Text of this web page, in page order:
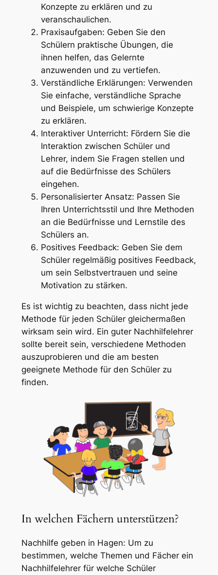
Konzepte zu erklären und zu
veranschaulichen.
Praxisaufgaben: Geben Sie den
Schülern praktische Übungen, die
ihnen helfen, das Gelernte
anzuwenden und zu vertiefen.
Verständliche Erklärungen: Verwenden
Sie einfache, verständliche Sprache
und Beispiele, um schwierige Konzepte
zu erklären.
Interaktiver Unterricht: Fördern Sie die
Interaktion zwischen Schüler und
Lehrer, indem Sie Fragen stellen und
auf die Bedürfnisse des Schülers
eingehen.
Personalisierter Ansatz: Passen Sie
Ihren Unterrichtsstil und Ihre Methoden
an die Bedürfnisse und Lernstile des
Schülers an.
Positives Feedback: Geben Sie dem
Schüler regelmäßig positives Feedback,
um sein Selbstvertrauen und seine
Motivation zu stärken.
Es ist wichtig zu beachten, dass nicht jede
Methode für jeden Schüler gleichermaßen
wirksam sein wird. Ein guter Nachhilfelehrer
sollte bereit sein, verschiedene Methoden
auszuprobieren und die am besten
geeignete Methode für den Schüler zu
finden.
In welchen Fächern unterstützen?
Nachhilfe geben in Hagen: Um zu
bestimmen, welche Themen und Fächer ein
Nachhilfelehrer für welche Schüler